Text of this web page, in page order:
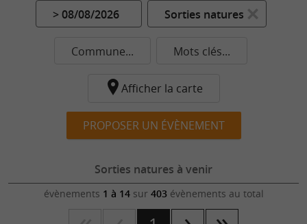
> 08/08/2026 Sorties natures
Commune... Mots clés...
Afficher la carte
PROPOSER UN ÉVÈNEMENT
Sorties natures à venir
évènements 1 à 14sur 403évènements au total